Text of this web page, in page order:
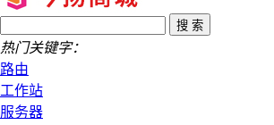
热门关键字：
路由
工作站
服务器